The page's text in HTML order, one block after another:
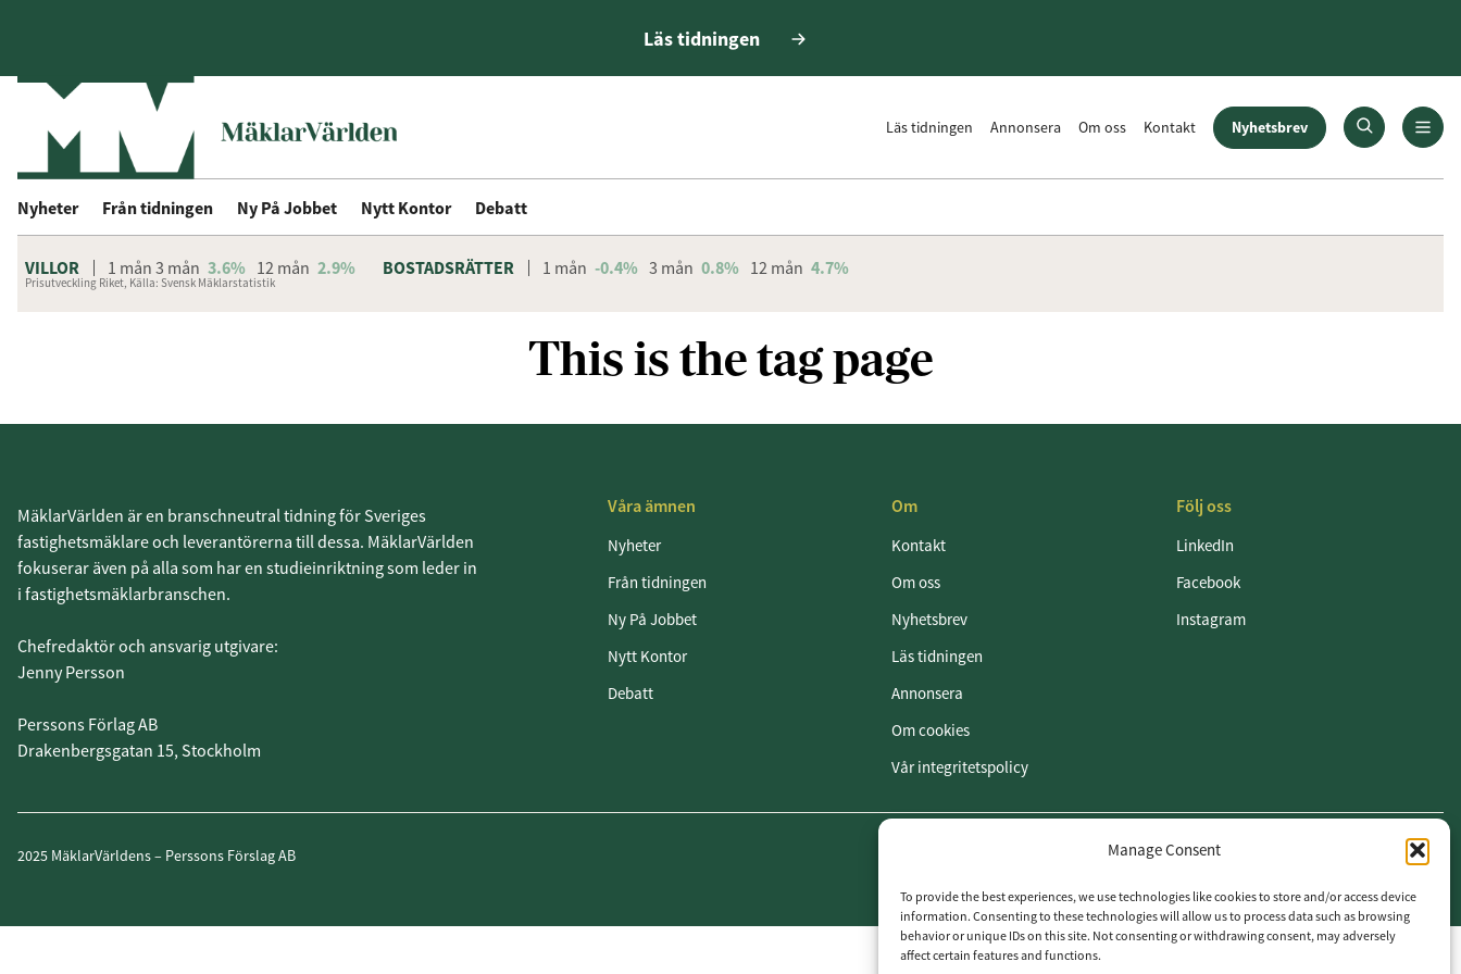
Manage Consent
To provide the best experiences, we use technologies like cookies to store and/or access device
information. Consenting to these technologies will allow us to process data such as browsing
behavior or unique IDs on this site. Not consenting or withdrawing consent, may adversely
affect certain features and functions.
Läs tidningen
Läs tidningen Annonsera Om oss Kontakt Nyhetsbrev
Nyheter Från tidningen Ny På Jobbet Nytt Kontor Debatt
VILLOR 1 mån 3 mån 3.6% 12 mån 2.9% BOSTADSRÄTTER 1 mån -0.4% 3 mån 0.8% 12 mån 4.7%
Prisutveckling Riket, Källa: Svensk Mäklarstatistik
This is the tag page
MäklarVärlden är en branschneutral tidning för Sveriges
fastighetsmäklare och leverantörerna till dessa. MäklarVärlden
fokuserar även på alla som har en studieinriktning som leder in
i fastighetsmäklarbranschen.
Chefredaktör och ansvarig utgivare:
Jenny Persson
Perssons Förlag AB
Drakenbergsgatan 15, Stockholm
Våra ämnen
Nyheter
Från tidningen
Ny På Jobbet
Nytt Kontor
Debatt
Om
Kontakt
Om oss
Nyhetsbrev
Läs tidningen
Annonsera
Om cookies
Vår integritetspolicy
Följ oss
LinkedIn
Facebook
Instagram
2025 MäklarVärldens – Perssons Förslag AB